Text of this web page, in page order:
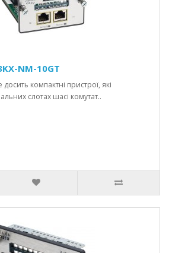
NM-10GT
компактні пристрої, які
слотах шасі комутат..